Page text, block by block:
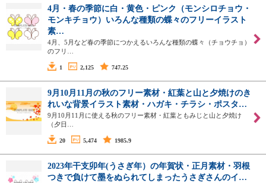
4月・春の季節に白・黄色・ピンク（モンシロチョウ・
モンキチョウ）いろんな種類の蝶々のフリーイラスト
素…
4月、5月など春の季節につかえるいろんな種類の蝶々（チョウチョ）
のフリ…
1 2,125 747.25
9月10月11月の秋のフリー素材・紅葉と山と夕焼けのき
れいな背景イラスト素材・ハガキ・チラシ・ポスタ…
9月10月11月に使える秋のフリー素材・紅葉ともみじと山と夕焼け
（夕日…
20 5,474 1985.9
2023年干支卯年(うさぎ年）の年賀状・正月素材・羽根
つきで負けて墨をぬられてしまったうさぎさんのイ…